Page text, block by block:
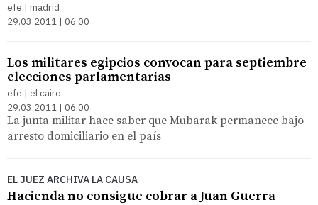
efe | madrid
29.03.2011 | 06:00
Los militares egipcios convocan para septiembre
elecciones parlamentarias
efe | el cairo
29.03.2011 | 06:00
La junta militar hace saber que Mubarak permanece bajo
arresto domiciliario en el país
EL JUEZ ARCHIVA LA CAUSA
Hacienda no consigue cobrar a Juan Guerra